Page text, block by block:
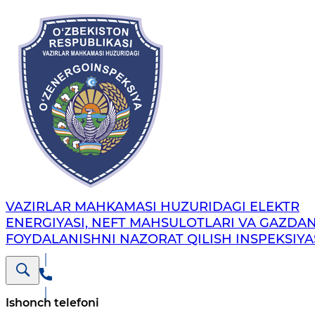
VAZIRLAR MAHKAMASI HUZURIDAGI ELEKTR
ENERGIYASI, NEFT MAHSULOTLARI VA
FOYDALANISHNI NAZORAT QILISH
Ishonch telefoni